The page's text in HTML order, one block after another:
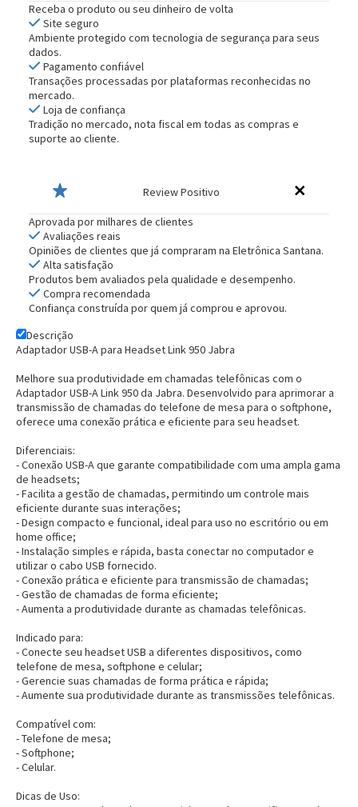
Receba o produto ou seu dinheiro de volta
Site seguro
Ambiente protegido com tecnologia de segurança para seus
dados.
Pagamento confiável
Transações processadas por plataformas reconhecidas no
mercado.
Loja de confiança
Tradição no mercado, nota fiscal em todas as compras e
suporte ao cliente.
Review Positivo
Aprovada por milhares de clientes
Avaliações reais
Opiniões de clientes que já compraram na Eletrônica Santana.
Alta satisfação
Produtos bem avaliados pela qualidade e desempenho.
Compra recomendada
Confiança construída por quem já comprou e aprovou.
Descrição
Adaptador USB-A para Headset Link 950 Jabra
Melhore sua produtividade em chamadas telefônicas com o
Adaptador USB-A Link 950da Jabra. Desenvolvido para aprimorar a
transmissão de chamadas do telefone de mesa para o softphone,
oferece uma conexão prática e eficiente para seu headset.
Diferenciais:
- Conexão USB-A que garante compatibilidade com uma ampla gama
de headsets;
- Facilita a gestão de chamadas, permitindo um controle mais
eficiente durante suas interações;
- Design compacto e funcional, ideal para uso no escritório ou em
home office;
- Instalação simples e rápida, basta conectar no computador e
utilizar o cabo USB fornecido.
- Conexão prática e eficiente para transmissão de chamadas;
- Gestão de chamadas de forma eficiente;
- Aumenta a produtividade durante as chamadas telefônicas.
Indicado para:
- Conecte seu headset USB a diferentes dispositivos, como
telefone de mesa, softphone e celular;
- Gerencie suas chamadas de forma prática e rápida;
- Aumente sua produtividade durante as transmissões telefônicas.
Compatível com:
- Telefone de mesa;
- Softphone;
- Celular.
Dicas de Uso: